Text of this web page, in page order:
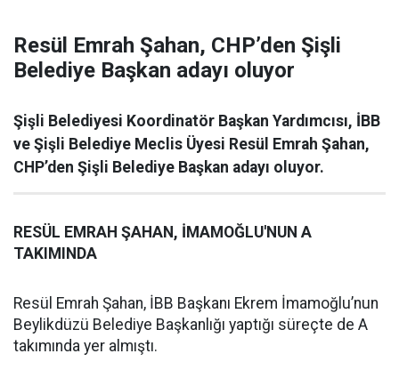
Resül Emrah Şahan, CHP’den Şişli
Belediye Başkan adayı oluyor
Şişli Belediyesi Koordinatör Başkan Yardımcısı, İBB
ve Şişli Belediye Meclis Üyesi Resül Emrah Şahan,
CHP’den Şişli Belediye Başkan adayı oluyor.
RESÜL EMRAH ŞAHAN, İMAMOĞLU'NUN A
TAKIMINDA
Resül Emrah Şahan, İBB Başkanı Ekrem İmamoğlu’nun
Beylikdüzü Belediye Başkanlığı yaptığı süreçte de A
takımında yer almıştı.